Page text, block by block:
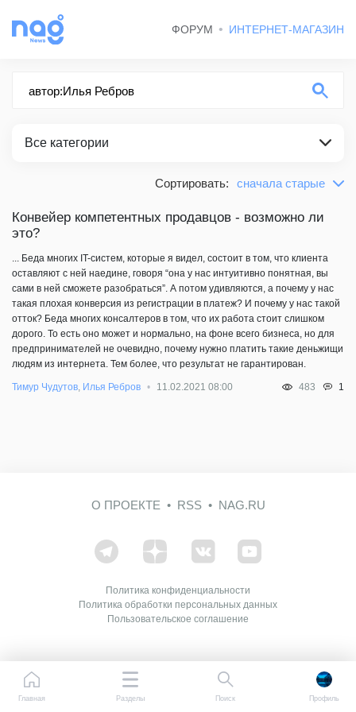
ФОРУМ ИНТЕРНЕТ-МАГАЗИН
Все категории
СТАТЬИ
Сортировать: сначала старые
по релевантности
Конвейер компетентных продавцов - возможно ли
это?
... Беда многих IT-систем, которые я видел, состоит в том, что клиента
оставляют с ней наедине, говоря “она у нас интуитивно понятная, вы
сами в ней сможете разобраться”. А потом удивляются, а почему у нас
такая плохая конверсия из регистрации в платеж? И почему у нас такой
отток? Беда многих консалтеров в том, что их работа стоит слишком
дорого. То есть оно может и нормально, на фоне всего бизнеса, но для
предпринимателей не очевидно, почему нужно платить такие деньжищи
людям из интернета. Тем более, что результат не гарантирован.
Тимур Чудутов Илья Ребров 11.02.2021 08:00 483 1
Главная Разделы Поиск Профиль
О ПРОЕКТЕ RSS NAG.RU
Политика конфиденциальности
Политика обработки персональных данных
Пользовательское соглашение